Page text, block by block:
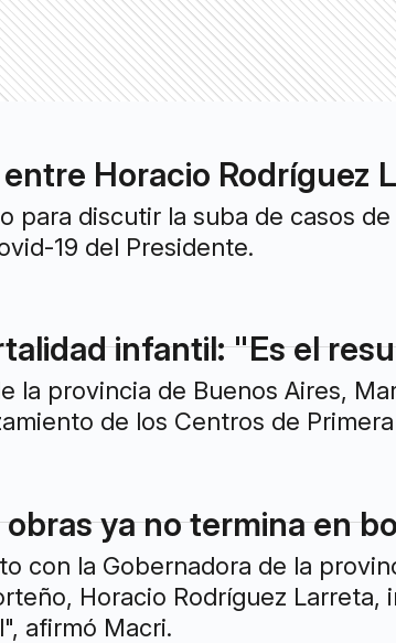
Horacio Rodríguez
para discutir la suba de casos
19 del Presidente.
infantil: "Es el
la provincia de Buenos Aires,
de los Centros de
ya no termina en
con la Gobernadora de la
Horacio Rodríguez Larreta,
afirmó Macri.